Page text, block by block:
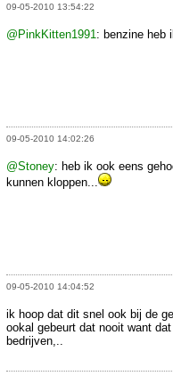
09-05-2010 13:54:22
@PinkKitten1991 : benzine heb
09-05-2010 14:02:26
@Stoney: heb ik ook eens
kunnen kloppen...
09-05-2010 14:04:52
ik hoop dat dit snel ook bij de
ookal gebeurt dat nooit want
bedrijven,..